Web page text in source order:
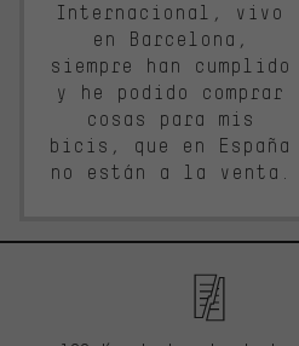
Internacional, vivo
en Barcelona,
siempre han cumplido
y he podido comprar
cosas para mis
bicis, que en España
no están a la venta.